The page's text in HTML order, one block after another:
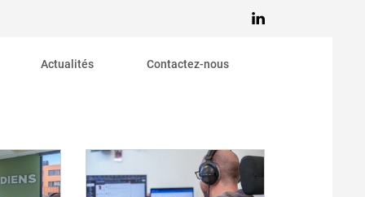
Actualités Contactez-nous